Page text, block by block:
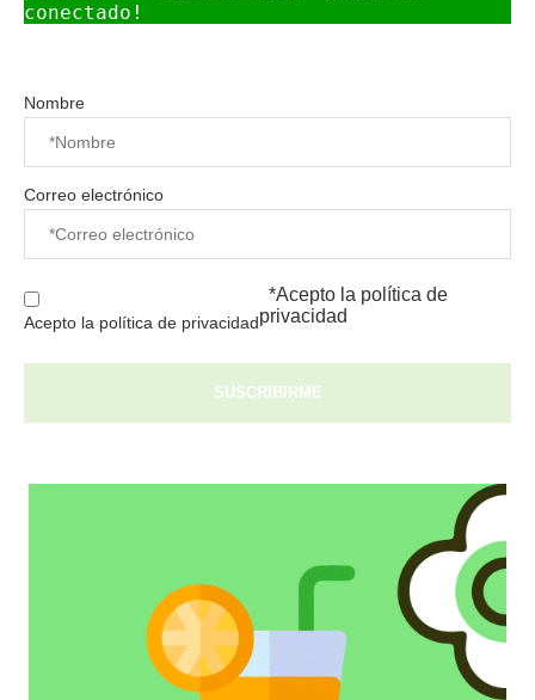
conectado!
Nombre
Correo electrónico
Acepto la política de privacidad
*Acepto la política de
privacidad